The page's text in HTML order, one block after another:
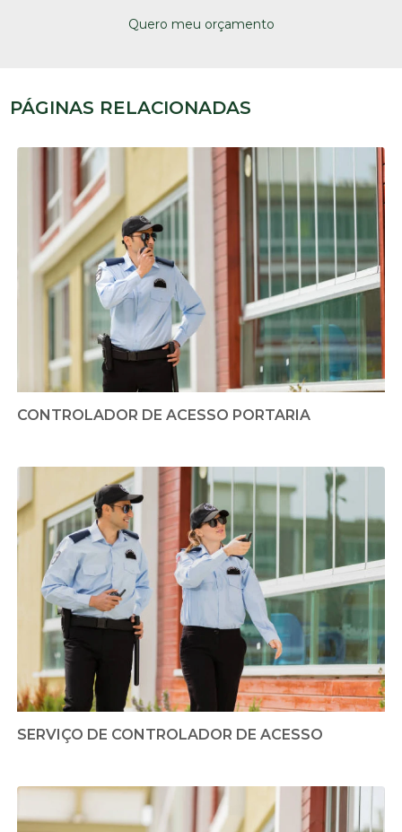
Quero meu orçamento
PÁGINAS RELACIONADAS
CONTROLADOR DE ACESSO PORTARIA
SERVIÇO DE CONTROLADOR DE ACESSO